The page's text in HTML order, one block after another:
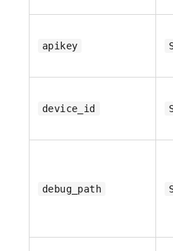
apikey
device_id
debug_path